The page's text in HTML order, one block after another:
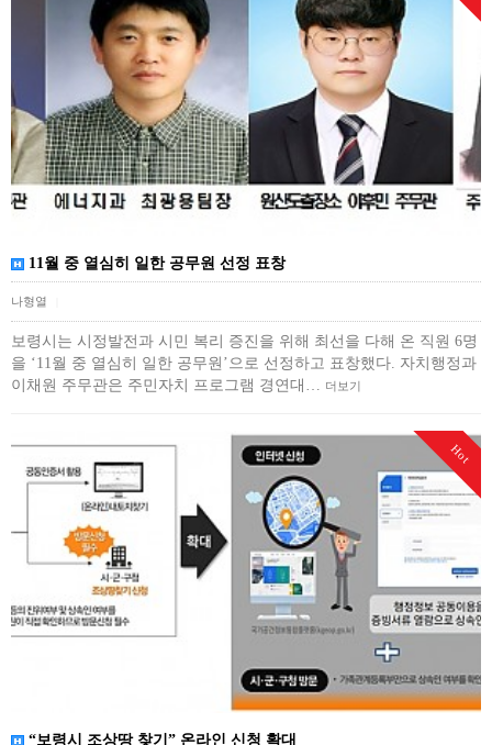
11월 중 열심히 일한 공무원 선정 표창
나형열
보령시는 시정발전과 시민 복리 증진을 위해 최선을 다해 온 직원 6명
을 ‘11월 중 열심히 일한 공무원’으로 선정하고 표창했다. 자치행정과
이채원 주무관은 주민자치 프로그램 경연대…
더보기
Hot
“보령시 조상땅 찾기” 온라인 신청 확대